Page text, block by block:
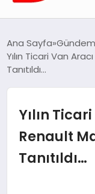
DEMOLAR
OYUN
Ana Sayfa Gündem
Yılın Ticari Van
Tanıtıldı…
Yılın
Renault
Tanıtıldı…